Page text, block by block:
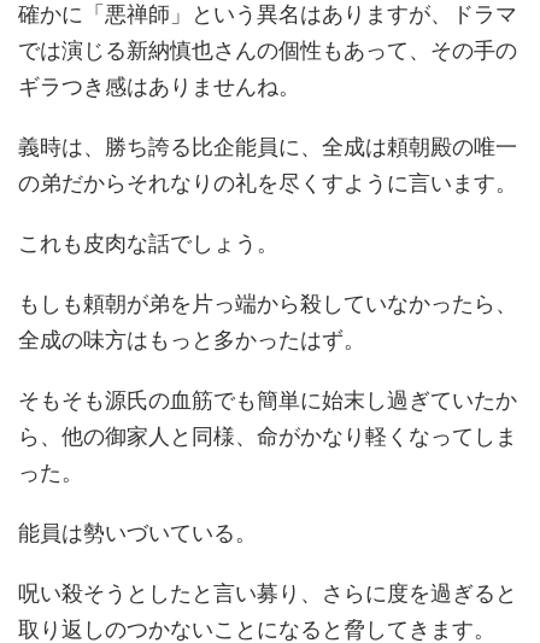
確かに「悪禅師」という異名はありますが、ドラマ
では演じる新納慎也さんの個性もあって、その手の
ギラつき感はありませんね。
義時は、勝ち誇る比企能員に、全成は頼朝殿の唯一
の弟だからそれなりの礼を尽くすように言います。
これも皮肉な話でしょう。
もしも頼朝が弟を片っ端から殺していなかったら、
全成の味方はもっと多かったはず。
そもそも源氏の血筋でも簡単に始末し過ぎていたか
ら、他の御家人と同様、命がかなり軽くなってしま
った。
能員は勢いづいている。
呪い殺そうとしたと言い募り、さらに度を過ぎると
取り返しのつかないことになると脅してきます。